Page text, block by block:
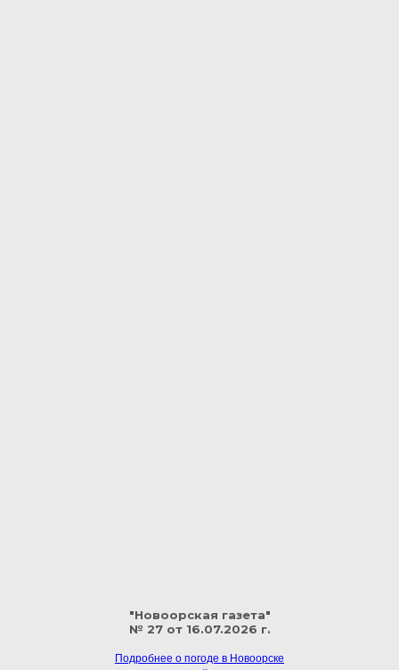
"Новоорская газета"
№ 27 от 16.07.2026 г.
Подробнее о погоде в Новоорске